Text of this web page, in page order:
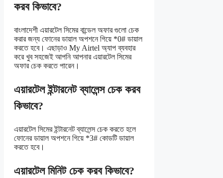
করব কিভাবে?
বাংলাদেশী এয়ারটেল সিমের বান্ডেল অফার গুলো চেক
করার জন্য ফোনের ডায়াল অপশনে গিয়ে *0# ডায়াল
করতে হবে। এছাড়াও My Airtel অ্যাপ ব্যবহার
করে খুব সহজেই আপনি আপনার এয়ারটেল সিমের
অফার চেক করতে পারেন।
এয়ারটেল ইন্টারনেট ব্যালেন্স চেক করব
কিভাবে?
এয়ারটেল সিমের ইন্টারনেট ব্যালেন্স চেক করতে হলে
ফোনের ডায়াল অপশনে গিয়ে *3# কোডটি ডায়াল
করতে হবে।
এয়ারটেল মিনিট চেক করব কিভাবে?